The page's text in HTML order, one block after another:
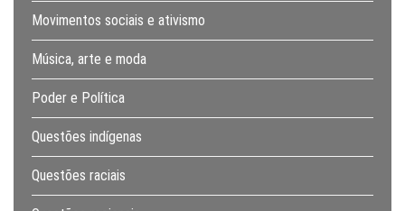
Movimentos sociais e ativismo
Música, arte e moda
Poder e Política
Questões indígenas
Questões raciais